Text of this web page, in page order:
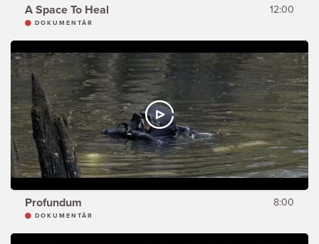
A Space To Heal 12:00
DOKUMENTÄR
Profundum 8:00
DOKUMENTÄR